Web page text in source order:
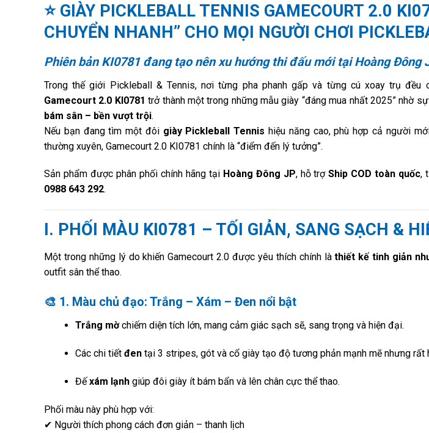
⭐ GIÀY PICKLEBALL TENNIS GAMECOURT 2.0
CHUYỂN NHANH” CHO MỌI NGƯỜI CHƠI
Phiên bản KI0781 đang tạo nên xu hướng thi đấu mới tại Hoàng Đông
Trong thế giới Pickleball & Tennis, nơi từng pha phanh gấp và từng cú xoay trụ
Gamecourt 2.0 KI0781 trở thành một trong những mẫu giày “đáng mua nhất 2025” nhờ
bám sân – bền vượt trội.
Nếu bạn đang tìm một đôi giày Pickleball Tennis hiệu năng cao, phù hợp cả người
thường xuyên, Gamecourt 2.0 KI0781 chính là “điểm đến lý tưởng”.
Sản phẩm được phân phối chính hãng tại Hoàng Đông JP, hỗ trợShip COD toàn quốc,
0988 643 292.
I. PHỐI MÀU KI0781 – TỐI GIẢN, SANG SẠCH &
Một trong những lý do khiến Gamecourt 2.0 được yêu thích chính làthiết kế tinh giản
outfit sân thể thao.
🎨 1. Màu chủ đạo: Trắng – Xám – Đen nổi bật
Trắng mờchiếm diện tích lớn, mang cảm giác sạch sẽ, sang trọng và hiện đại.
Các chi tiết đentại 3 stripes, gót và cổ giày tạo độ tương phản mạnh mẽ nhưng rất
Đếxám lạnhgiúp đôi giày ít bám bẩn và lên chân cực thể thao.
Phối màu này phù hợp với:
✔ Người thích phong cách đơn giản – thanh lịch